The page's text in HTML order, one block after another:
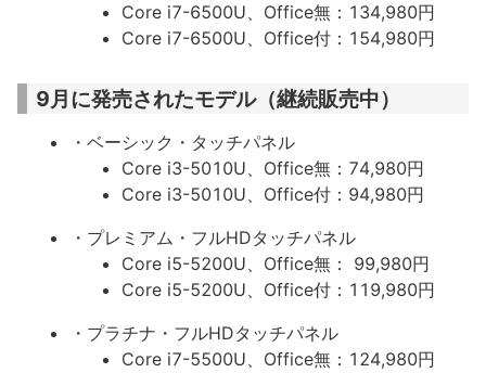
Core i7-6500U、Office無：134,980円
Core i7-6500U、Office付：154,980円
9月に発売されたモデル（継続販売中）
・ベーシック・タッチパネル
Core i3-5010U、Office無：74,980円
Core i3-5010U、Office付：94,980円
・プレミアム・フルHDタッチパネル
Core i5-5200U、Office無： 99,980円
Core i5-5200U、Office付：119,980円
・プラチナ・フルHDタッチパネル
Core i7-5500U、Office無：124,980円